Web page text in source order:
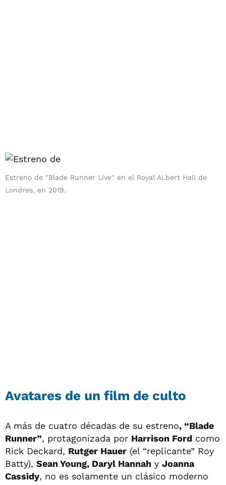
Estreno de "Blade Runner Live" en el Royal ALbert Hall de
Londres, en 2019.
Avatares de un film de culto
A más de cuatro décadas de su estreno, “Blade
Runner”, protagonizada por Harrison Ford como
Rick Deckard, Rutger Hauer (el “replicante” Roy
Batty), Sean Young, Daryl Hannah y Joanna
Cassidy, no es solamente un clásico moderno